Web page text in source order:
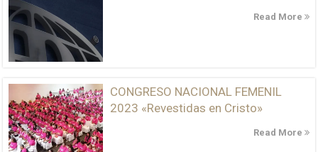
Read More
CONGRESO NACIONAL FEMENIL
2023 «Revestidas en Cristo»
Read More